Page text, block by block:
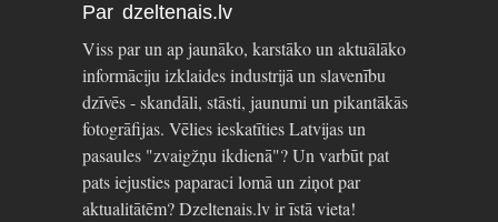
Par dzeltenais.lv
Viss par un ap jaunāko, karstāko un aktuālāko
informāciju izklaides industrijā un slavenību
dzīvēs - skandāli, stāsti, jaunumi un pikantākās
fotogrāfijas. Vēlies ieskatīties Latvijas un
pasaules "zvaigžņu ikdienā"? Un varbūt pat
pats iejusties paparaci lomā un ziņot par
aktualitātēm? Dzeltenais.lv ir īstā vieta!